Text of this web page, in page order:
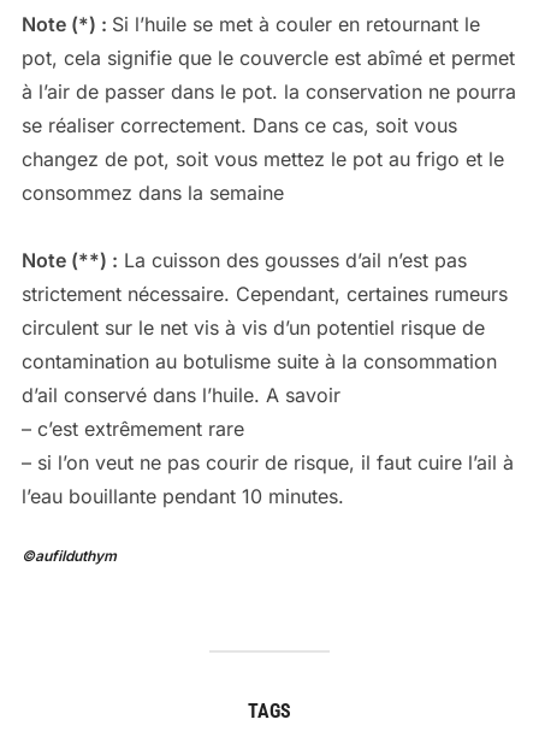
Note (*) : Si l’huile se met à couler en retournant le
pot, cela signifie que le couvercle est abîmé et permet
à l’air de passer dans le pot. la conservation ne pourra
se réaliser correctement. Dans ce cas, soit vous
changez de pot, soit vous mettez le pot au frigo et le
consommez dans la semaine
Note (**) : La cuisson des gousses d’ail n’est pas
strictement nécessaire. Cependant, certaines rumeurs
circulent sur le net vis à vis d’un potentiel risque de
contamination au botulisme suite à la consommation
d’ail conservé dans l’huile. A savoir
– c’est extrêmement rare
– si l’on veut ne pas courir de risque, il faut cuire l’ail à
l’eau bouillante pendant 10 minutes.
©aufilduthym
TAGS